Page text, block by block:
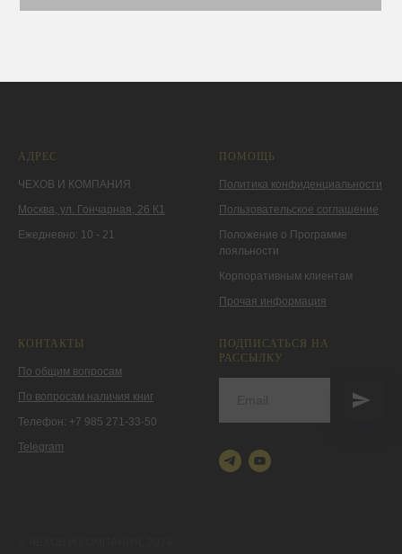
АДРЕС
ЧЕХОВ И КОМПАНИЯ
Москва, ул. Гончарная, 26 К1
Ежедневно: 10 - 21
ПОМОЩЬ
Политика конфиденциальности
Пользовательское соглашение
Положение о Программе
лояльности
Корпоративным клиентам
Прочая информация
КОНТАКТЫ
По общим вопросам
По вопросам наличия книг
Телефон: +7 985 271-33-50
Telegram
ПОДПИСАТЬСЯ НА
РАССЫЛКУ